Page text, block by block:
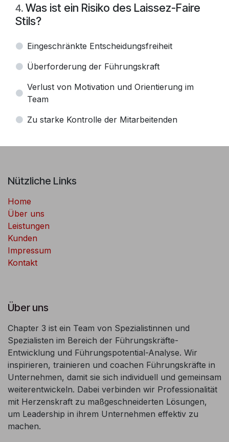
4. Was ist ein Risiko des Laissez-Faire
Stils?
Eingeschränkte Entscheidungsfreiheit
Überforderung der Führungskraft
Verlust von Motivation und Orientierung im
Team
Zu starke Kontrolle der Mitarbeitenden
Nützliche Links
Home
Über uns
Leistungen
Kunden
Impressum
Kontakt
Über uns
Chapter 3 ist ein Team von Spezialistinnen und
Spezialisten im Bereich der Führungskräfte-
Entwicklung und Führungspotential-Analyse. Wir
inspirieren, trainieren und coachen Führungskräfte in
Unternehmen, damit sie sich individuell und gemeinsam
weiterentwickeln. Dabei verbinden wir Professionalität
mit Herzenskraft zu maßgeschneiderten Lösungen,
um Leadership in ihrem Unternehmen effektiv zu
machen.